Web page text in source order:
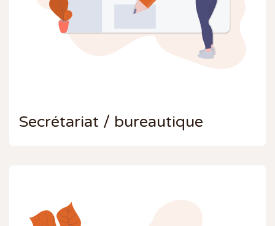
Secrétariat / bureautique